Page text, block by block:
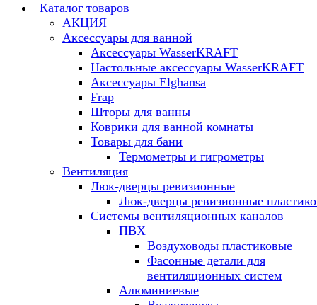
Каталог товаров
АКЦИЯ
Аксессуары для ванной
Аксессуары WasserKRAFT
Настольные аксессуары WasserKRAFT
Аксессуары Elghansa
Frap
Шторы для ванны
Коврики для ванной комнаты
Товары для бани
Термометры и гигрометры
Вентиляция
Люк-дверцы ревизионные
Люк-дверцы ревизионные
Системы вентиляционных каналов
ПВХ
Воздуховоды пластиковые
Фасонные детали для
вентиляционных систем
Алюминиевые